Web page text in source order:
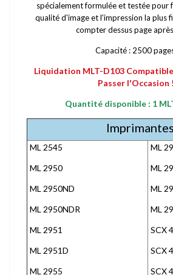
spécialement formulée et testée pour
qualité d'image et l'impression la plus
compter dessus page
Capacité : 2500
Liquidation MLT-D103 Compatible
Passer l'Occasion !
Quantité disponible : 1
ML 2545
ML 2950
ML 2950ND
ML 2950NDR
ML 2951
ML 2951D
ML 2955
ML
ML
ML
ML
SCX
SCX
SCX